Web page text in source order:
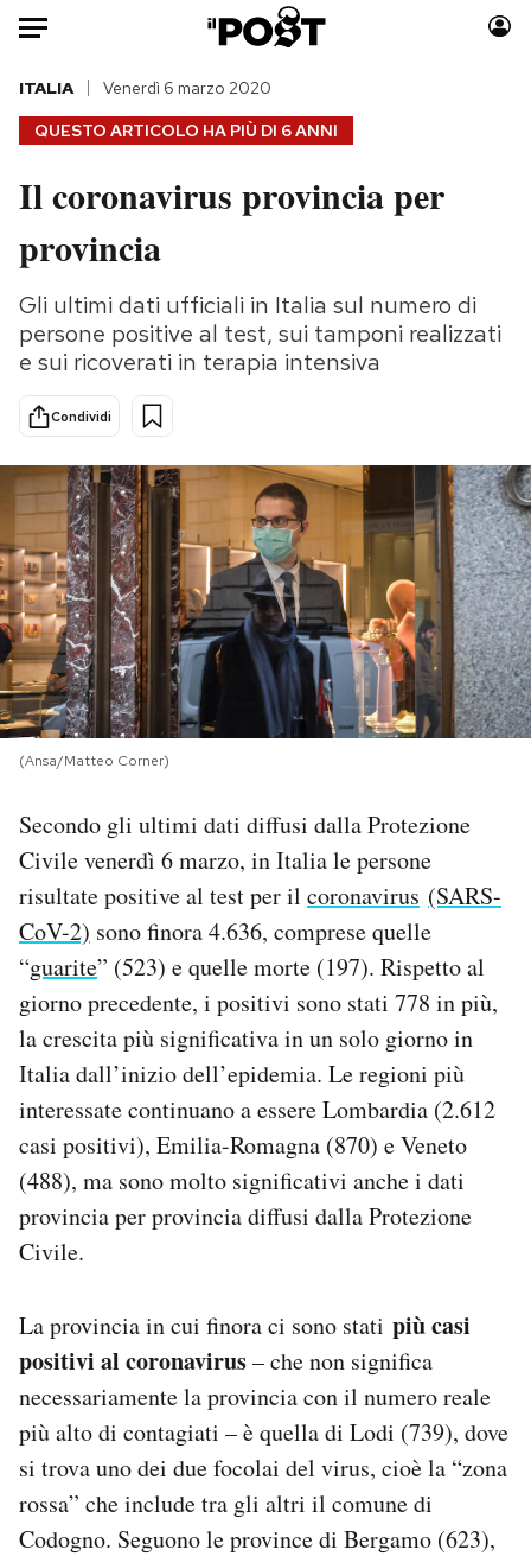
Auto
HOME
Italia
Politica
Tecnologia
Internet
Scienza
Cultura
Economia
Sport
Moda
Storie/Idee
Ok Boomer!
Media
Mondiali calcio 2026
PODCAST
NEWSLETTER
I MIEI PREFERITI
SHOP
CALENDARIO
AREA PERSONALE
Area Personale
Newsletter
Notifiche mobile
Regala il Post
Hai bisogno di aiuto?
Esci
QUESTO ARTICOLO HA PIÙ DI 6 ANNI
ITALIA Venerdì 6 marzo 2020
Il coronavirus provincia per
provincia
Gli ultimi dati ufficiali in Italia sul numero di
persone positive al test, sui tamponi realizzati
e sui ricoverati in terapia intensiva
Condividi
(Ansa/Matteo Corner)
Secondo gli ultimi dati diffusi dalla Protezione
Civile venerdì 6 marzo, in Italia le persone
risultate positive al test per il coronavirus (SARS-
CoV-2) sono finora 4.636, comprese quelle
“guarite” (523) e quelle morte (197). Rispetto al
giorno precedente, i positivi sono stati 778 in più,
la crescita più significativa in un solo giorno in
Italia dall’inizio dell’epidemia. Le regioni più
interessate continuano a essere Lombardia (2.612
casi positivi), Emilia-Romagna (870) e Veneto
(488), ma sono molto significativi anche i dati
provincia per provincia diffusi dalla Protezione
Civile.
La provincia in cui finora ci sono stati più casi
positivi al coronavirus– che non significa
necessariamente la provincia con il numero reale
più alto di contagiati – è quella di Lodi (739), dove
si trova uno dei due focolai del virus, cioè la “zona
rossa” che include tra gli altri il comune di
Codogno. Seguono le province di Bergamo (623),